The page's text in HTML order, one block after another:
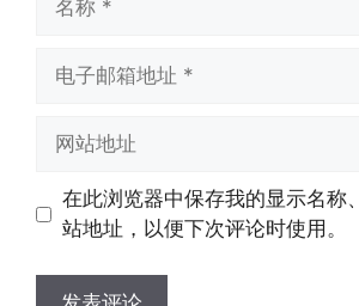
址
址
在此浏览器中保存我的显示名称
站地址，以便下次评论时使用。